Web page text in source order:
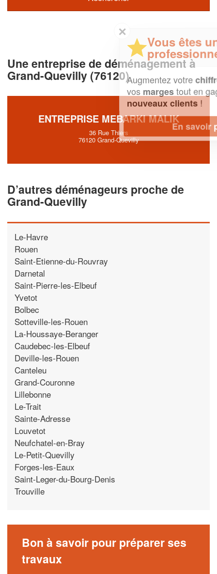
Une entreprise de déménagement à
Grand-Quevilly (76120)
ENTREPRISE MEBARKI MALIK
36 Rue Thiers
76120 Grand-Quevilly
D’autres déménageurs proche de
Grand-Quevilly
Le-Havre
Rouen
Saint-Etienne-du-Rouvray
Darnetal
Saint-Pierre-les-Elbeuf
Yvetot
Bolbec
Sotteville-les-Rouen
La-Houssaye-Beranger
Caudebec-les-Elbeuf
Deville-les-Rouen
Canteleu
Grand-Couronne
Lillebonne
Le-Trait
Sainte-Adresse
Louvetot
Neufchatel-en-Bray
Le-Petit-Quevilly
Forges-les-Eaux
Saint-Leger-du-Bourg-Denis
Trouville
Bon à savoir pour préparer ses
travaux
Vous êtes un
professionnel ?
Augmentez votrechiffre d'affaireset
tout en gagnant de
nouveaux clients!
En savoir plus